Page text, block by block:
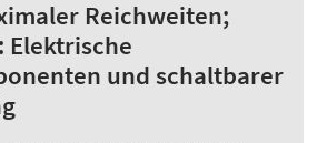
Reichweiten;
Elektrische
und schaltbarer